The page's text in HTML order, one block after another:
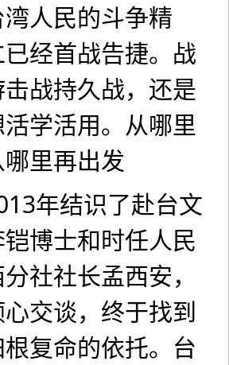
人民的斗争精
经首战告捷。战
战持久战，还是
学活用。从哪里
里再出发
年结识了赴台文
博士和时任人民
社社长孟西安，
交谈，终于找到
复命的依托。台